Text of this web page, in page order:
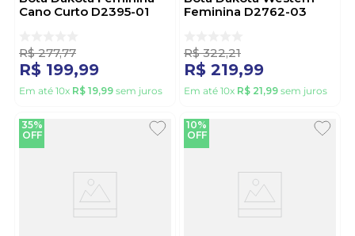
Cano Curto D2395-01
R$ 277,77
R$ 199,99
Em até 10x R$ 19,99 sem juros
Feminina D2762-03
R$ 322,21
R$ 219,99
Em até 10x R$ 21,99 sem juros
35%
OFF
10%
OFF